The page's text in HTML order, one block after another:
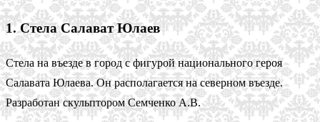
1. Стела Салават Юлаев
Стела на въезде в город с фигурой национального героя
Салавата Юлаева. Он располагается на северном въезде.
Разработан скульптором Семченко А.В.